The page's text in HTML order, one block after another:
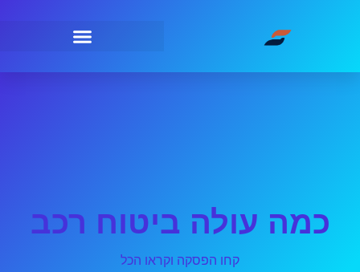
כמה עולה ביטוח רכב
קחו הפסקה וקראו הכל